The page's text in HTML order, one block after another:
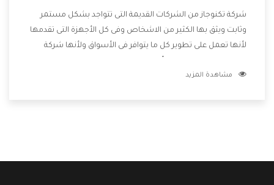
شركة تكنوجاز من الشركات القديمة التى تتواجد بشكل مستمر
وثابت ويثق بها الكثير من الاشخاص وفى كل الأجهزة التى تقدمها
لأنها تعمل على تطوير كل ما يتوافر فى الأسواق ولأنها شركة
وتقدم للعملاء أقوى العروض والخصومات التى تسهل على
مشاهدة المزيد